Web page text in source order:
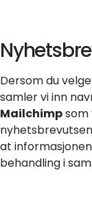
Dersom du
samler vi inn
Mailchimpsom
at
behandling i